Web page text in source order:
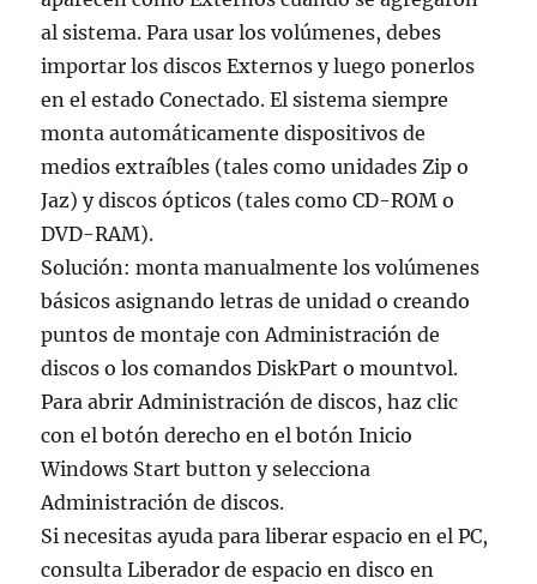
al sistema. Para usar los volúmenes, debes
importar los discos Externos y luego ponerlos
en el estado Conectado. El sistema siempre
monta automáticamente dispositivos de
medios extraíbles (tales como unidades Zip o
Jaz) y discos ópticos (tales como CD-ROM o
DVD-RAM).
Solución: monta manualmente los volúmenes
básicos asignando letras de unidad o creando
puntos de montaje con Administración de
discos o los comandos DiskPart o mountvol.
Para abrir Administración de discos, haz clic
con el botón derecho en el botón Inicio
Windows Start button y selecciona
Administración de discos.
Si necesitas ayuda para liberar espacio en el PC,
consulta Liberador de espacio en disco en